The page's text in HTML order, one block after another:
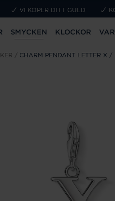
VI KÖPER DITT GULD
SMYCKEN KLOCKOR
CHARM PENDANT LETTER X